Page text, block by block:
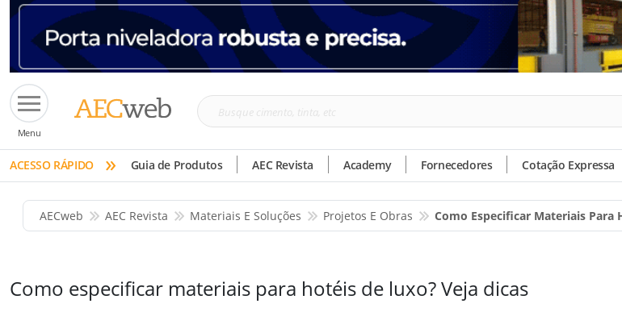
Menu
Busque
tinta,
etc
ACESSO RÁPIDO » Guia de Produtos AEC Revista Academy Fornecedores Cotação Expressa
AECweb AEC Revista Materiais E Soluções Projetos E Obras Como Especificar Materiais Para
Como especificar materiais para hotéis de luxo? Veja dicas